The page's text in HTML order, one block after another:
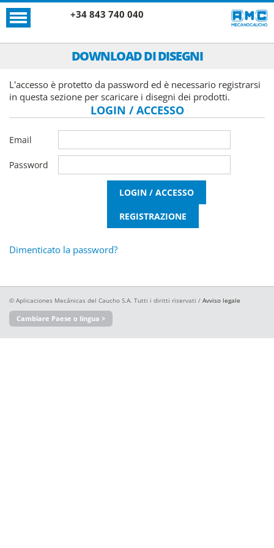
+34 843 740 040
DOWNLOAD DI DISEGNI
L'accesso è protetto da password ed è necessario registrarsi
in questa sezione per scaricare i disegni dei prodotti.
LOGIN / ACCESSO
Email
Password
Dimenticato la password?
© Aplicaciones Mecánicas del Caucho S.A. Tutti i diritti riservati / Avviso legale
Cambiare Paese o lingua >